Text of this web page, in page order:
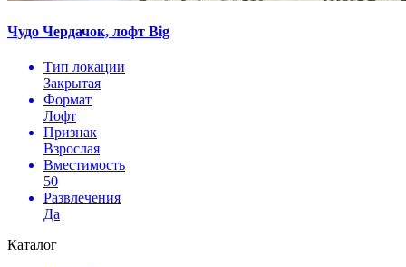
Чудо Чердачок, лофт Big
Тип локации
Закрытая
Формат
Лофт
Признак
Взрослая
Вместимость
50
Развлечения
Да
Каталог